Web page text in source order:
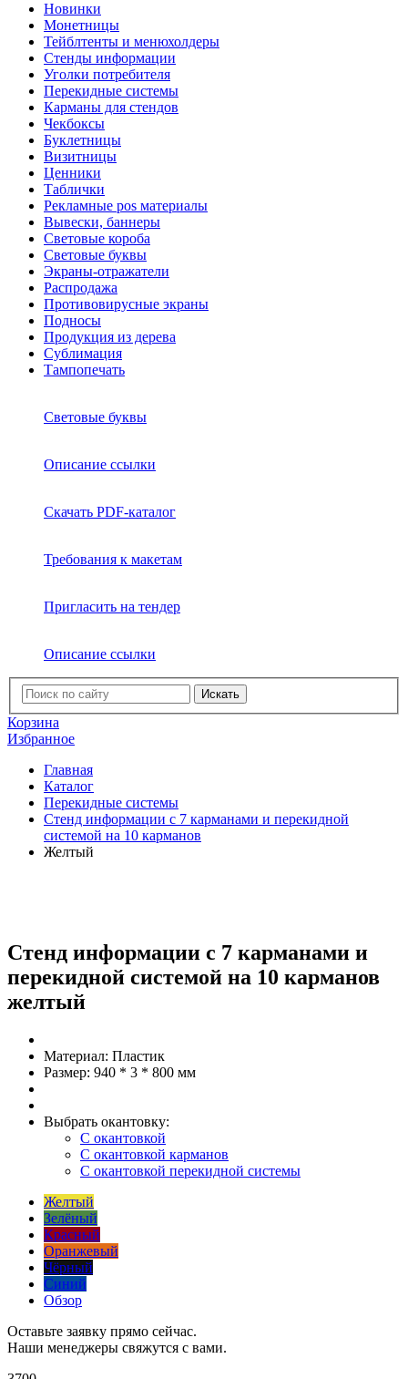
Новинки
Монетницы
Тейблтенты и менюхолдеры
Стенды информации
Уголки потребителя
Перекидные системы
Карманы для стендов
Чекбоксы
Буклетницы
Визитницы
Ценники
Таблички
Рекламные pos материалы
Вывески, баннеры
Световые короба
Световые буквы
Экраны-отражатели
Распродажа
Противовирусные экраны
Подносы
Продукция из дерева
Сублимация
Тампопечать
Световые буквы
Описание ссылки
Скачать PDF-каталог
Требования к макетам
Пригласить на тендер
Описание ссылки
Искать
Корзина
Избранное
Главная
Каталог
Перекидные системы
Стенд информации с 7 карманами и перекидной
системой на 10 карманов
Желтый
Стенд информации с 7 карманами и
перекидной системой на 10 карманов
желтый
Материал: Пластик
Размер: 940 * 3 * 800 мм
Выбрать окантовку:
С окантовкой
С окантовкой карманов
С окантовкой перекидной системы
Желтый
Зелёный
Красный
Оранжевый
Чёрный
Синий
Обзор
Оставьте заявку прямо сейчас.
Наши менеджеры свяжутся с вами.